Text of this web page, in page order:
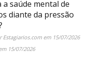
a saúde mental de
diante da pressão
Estagiarios.comem 15/07/2026
15/07/2026